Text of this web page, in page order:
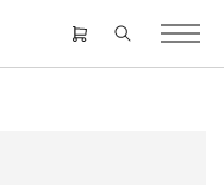
Header
right